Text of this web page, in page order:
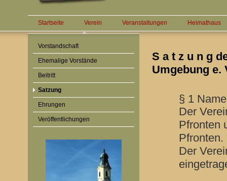
Startseite Verein Veranstaltungen Heimathaus
Vorstandschaft
Ehemalige Vorstände
Beitritt
Satzung
Ehrungen
Veröffentlichungen
S a t z u n g
Umgebung e.
§ 1
Der
Pfronten
Pfronten.
Der